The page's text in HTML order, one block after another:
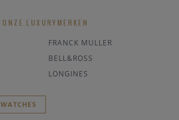
LUXURYMERKEN
FRANCK MULLER
BELL&ROSS
LONGINES